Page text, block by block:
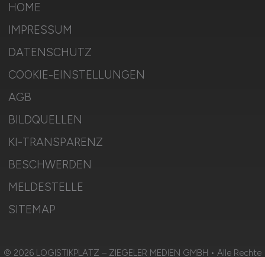
HOME
IMPRESSUM
DATENSCHUTZ
COOKIE-EINSTELLUNGEN
AGB
BILDQUELLEN
KI-TRANSPARENZ
BESCHWERDEN
MELDESTELLE
SITEMAP
© 2026 LOGISTIKPLATZ – ZIEGELER MEDIEN GMBH • Alle Rechte